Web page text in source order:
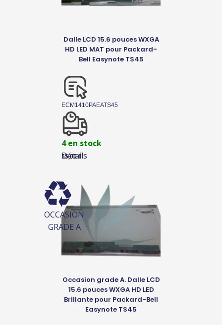
Détails
Dalle LCD 15.6 pouces WXGA
HD LED MAT pour Packard-
Bell Easynote TS45
ECM1410PAEATS45
4 en stock
55,00€
OCCASION
GRADE A
Occasion grade A. Dalle LCD
15.6 pouces WXGA HD LED
Brillante pour Packard-Bell
Easynote TS45